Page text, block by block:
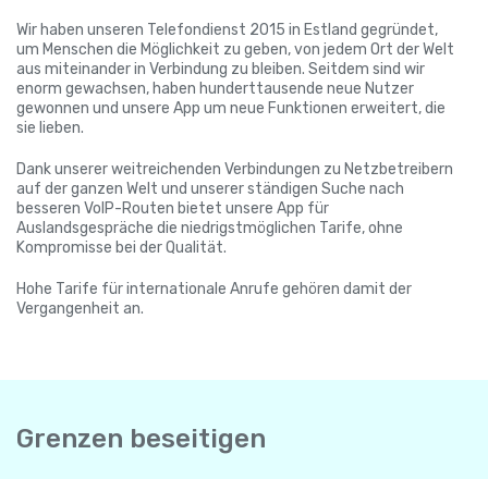
Wir haben unseren Telefondienst 2015 in Estland gegründet,
um Menschen die Möglichkeit zu geben, von jedem Ort der Welt
aus miteinander in Verbindung zu bleiben. Seitdem sind wir
enorm gewachsen, haben hunderttausende neue Nutzer
gewonnen und unsere App um neue Funktionen erweitert, die
sie lieben.
Dank unserer weitreichenden Verbindungen zu Netzbetreibern
auf der ganzen Welt und unserer ständigen Suche nach
besseren VoIP-Routen bietet unsere App für
Auslandsgespräche die niedrigstmöglichen Tarife, ohne
Kompromisse bei der Qualität.
Hohe Tarife für internationale Anrufe gehören damit der
Vergangenheit an.
Grenzen beseitigen